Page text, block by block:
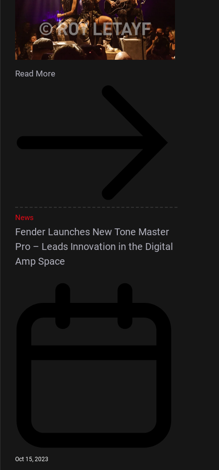
Read More
News
Fender Launches New Tone Master
Pro – Leads Innovation in the Digital
Amp Space
Oct 15, 2023